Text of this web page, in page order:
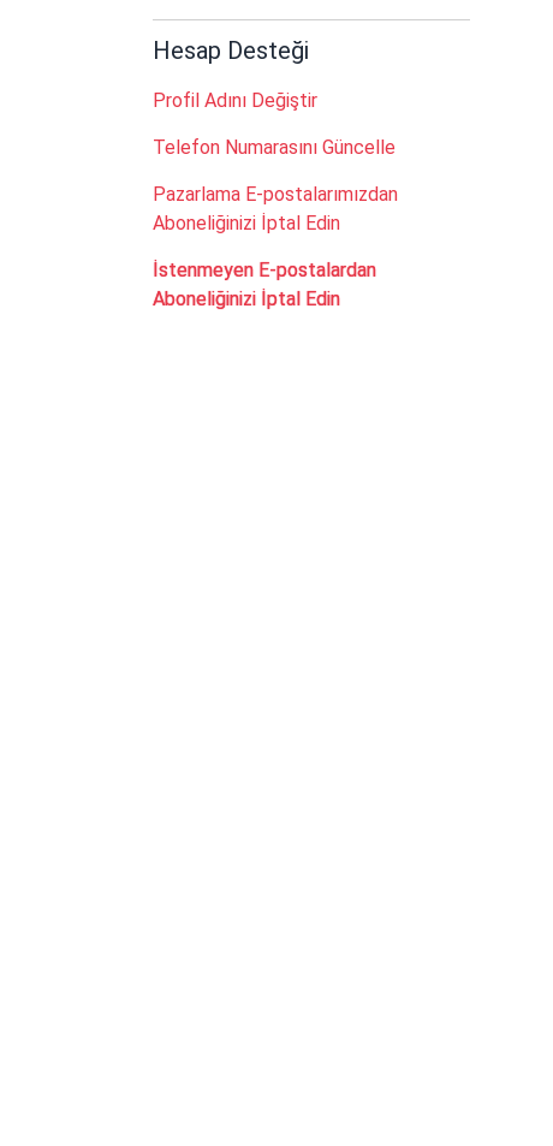
Hesap Desteği
Profil Adını Değiştir
Telefon Numarasını Güncelle
Pazarlama E-postalarımızdan
Aboneliğinizi İptal Edin
İstenmeyen E-postalardan
Aboneliğinizi İptal Edin